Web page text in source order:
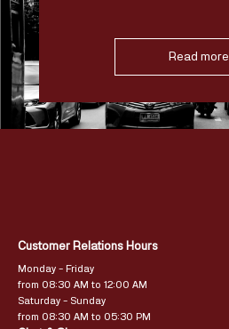
Read more
Customer Relations Hours
Monday – Friday
from 08:30 AM to 12:00 AM
Saturday – Sunday
from 08:30 AM to 05:30 PM